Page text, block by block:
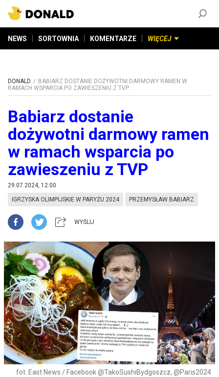
NEWS SORTOWNIA KOMENTARZE WIĘCEJ
DONALD
BABIARZ DOSTANIE DOŻYWOTNI DARMOWY RAMEN W
RAMACH WSPARCIA PO ZAWIESZENIU Z TVP
Babiarz dostanie
dożywotni darmowy ramen
w ramach wsparcia po
zawieszeniu z TVP
29.07.2024, 12:00
IGRZYSKA OLIMPIJSKIE W PARYŻU 2024 PRZEMYSŁAW BABIARZ
WYŚLIJ
fot. East News / Facebook @TakoSushiBydgoszcz, @Paris2024